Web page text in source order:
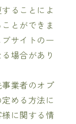
ることによ
とができま
サイトの一
場合があり
事業者のオプ
める方法に
に関する情